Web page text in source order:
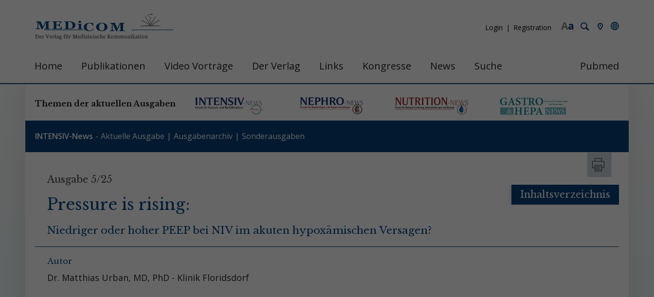
a
A
Login Registration
Home Publikationen Video Vorträge Der Verlag Links Kongresse News Suche Pubmed
Themen der aktuellen Ausgaben
INTENSIV-News Aktuelle Ausgabe Ausgabenarchiv Sonderausgaben
Ausgabe 5/25
Pressure is rising:
Niedriger oder hoher PEEP bei NIV im akuten hypoxämischen Versagen?
Autor
Dr. Matthias Urban, MD, PhD - Klinik Floridsdorf
Inhaltsverzeichnis